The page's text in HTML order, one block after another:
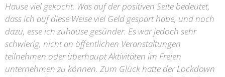
Hause viel gekocht. Was auf der positiven Seite bedeutet,
dass ich auf diese Weise viel Geld gespart habe, und noch
dazu, esse ich zuhause gesünder. Es war jedoch sehr
schwierig, nicht an öffentlichen Veranstaltungen
teilnehmen oder überhaupt Aktivitäten im Freien
unternehmen zu können. Zum Glück hatte der Lockdown